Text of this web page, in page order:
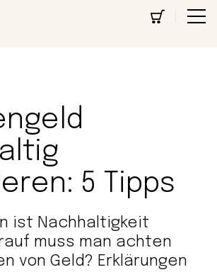
5 Tipps
ist Nachhaltigkeit
muss man achten
von Geld? Erklärungen